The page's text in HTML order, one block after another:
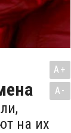
на их
A+
A-